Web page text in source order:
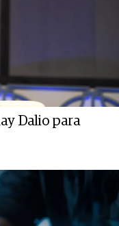
Dalio para